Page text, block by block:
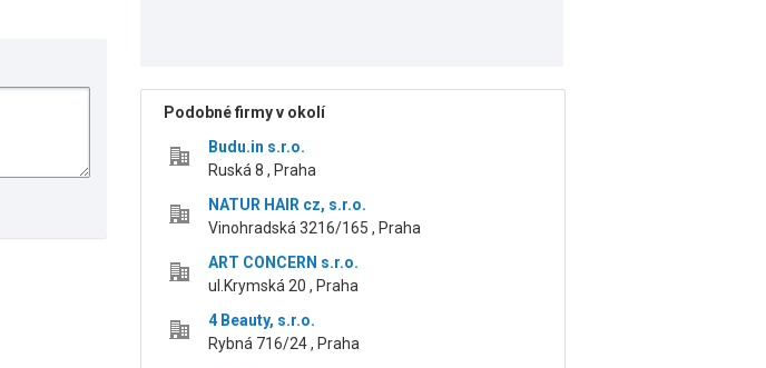
Podobné firmy v okolí
Budu.in s.r.o.
Ruská 8 , Praha
NATUR HAIR cz, s.r.o.
Vinohradská 3216/165 , Praha
ART CONCERN s.r.o.
ul.Krymská 20 , Praha
4 Beauty, s.r.o.
Rybná 716/24 , Praha